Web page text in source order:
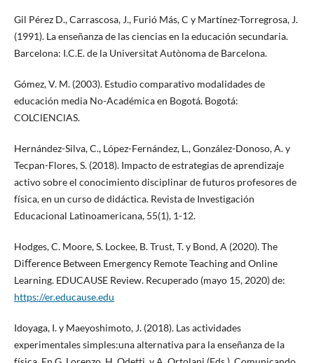
Gil Pérez D., Carrascosa, J., Furió Más, C y Martínez-Torregrosa, J.
(1991). La enseñanza de las ciencias en la educación secundaria.
Barcelona: I.C.E. de la Universitat Autònoma de Barcelona.
Gómez, V. M. (2003). Estudio comparativo modalidades de
educación media No-Académica en Bogotá. Bogotá:
COLClENClAS.
Hernández-Silva, C., López-Fernández, L., González-Donoso, A. y
Tecpan-Flores, S. (2018). Impacto de estrategias de aprendizaje
activo sobre el conocimiento disciplinar de futuros profesores de
física, en un curso de didáctica. Revista de Investigación
Educacional Latinoamericana, 55(1), 1-12.
Hodges, C. Moore, S. Lockee, B. Trust, T. y Bond, A (2020). The
Diﬀerence Between Emergency Remote Teaching and Online
Learning. EDUCAUSE Review. Recuperado (mayo 15, 2020) de:
https://er.educause.edu
Idoyaga, I. y Maeyoshimoto, J. (2018). Las actividades
experimentales simples:una alternativa para la enseñanza de la